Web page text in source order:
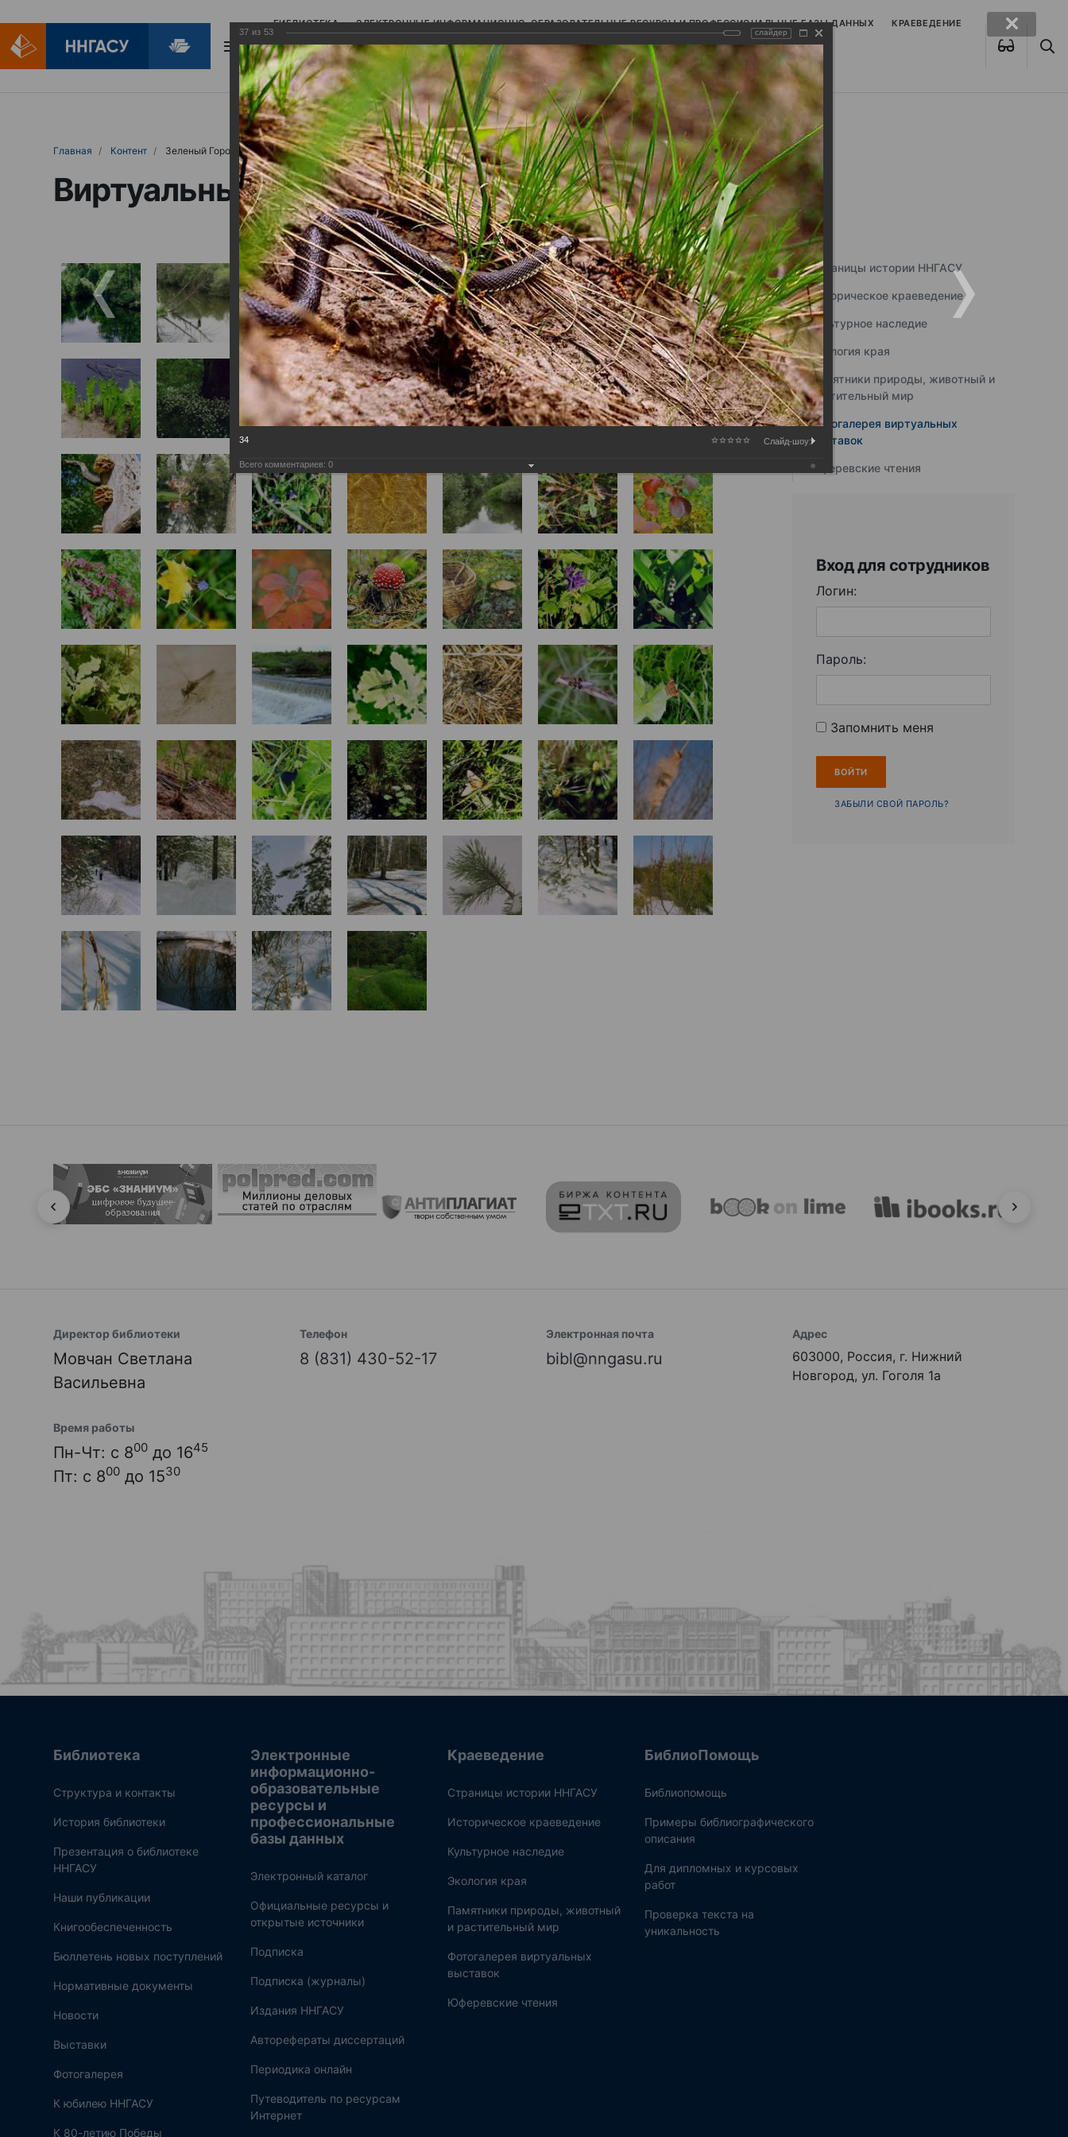
БИБЛИОТЕКА ЭЛЕКТРОННЫЕ ИНФОРМАЦИОННО-ОБРАЗОВАТЕЛЬНЫЕ РЕСУРСЫ И ПРОФЕССИОНАЛЬНЫЕ БАЗЫ ДАННЫХ КРАЕВЕДЕНИЕ
БИБЛИОПОМОЩЬ
Главная Контент Зеленый Город
Виртуальные выставки (фотоальбомы)
Страницы истории ННГАСУ
Историческое краеведение
Культурное наследие
Экология края
Памятники природы, животный и
растительный мир
Фотогалерея виртуальных
выставок
Юферевские чтения
Вход для сотрудников
Логин:
Пароль:
Запомнить меня
ЗАБЫЛИ СВОЙ ПАРОЛЬ?
Директор библиотеки
Мовчан Светлана
Васильевна
Телефон
8 (831) 430-52-17
Электронная почта
bibl@nngasu.ru
Адрес
603000, Россия, г. Нижний
Новгород, ул. Гоголя 1а
Время работы
Пн-Чт: с 800 до 1645
Пт: с 800 до 1530
Библиотека
Структура и контакты
История библиотеки
Презентация о библиотеке
ННГАСУ
Наши публикации
Книгообеспеченность
Бюллетень новых поступлений
Нормативные документы
Новости
Выставки
Фотогалерея
К юбилею ННГАСУ
К 80-летию Победы
Электронные
информационно-
образовательные
ресурсы и
профессиональные
базы данных
Электронный каталог
Официальные ресурсы и
открытые источники
Подписка
Подписка (журналы)
Издания ННГАСУ
Авторефераты диссертаций
Периодика онлайн
Путеводитель по ресурсам
Интернет
Краеведение
Страницы истории ННГАСУ
Историческое краеведение
Культурное наследие
Экология края
Памятники природы, животный
и растительный мир
Фотогалерея виртуальных
выставок
Юферевские чтения
БиблиоПомощь
Библиопомощь
Примеры библиографического
описания
Для дипломных и курсовых
работ
Проверка текста на
уникальность
37 из 53 слайдер
34 Слайд-шоу:
Всего комментариев: 0